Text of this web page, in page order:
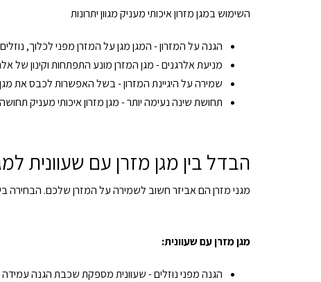
השימוש במגן מזרון איכותי מעניק מגוון יתרונות
הגנה על המזרון - המגן מגן על המזרן מפני לכלוך,
מניעת אלרגנים - מגן המזרן מונע התפתחות וקינון של
שמירה על היגיינת המזרון - בשל האפשרות לכבס את מגן
תחושת שינה נעימה יותר - מגן מזרון איכותי מעניק
הבדל בין מגן מזרן עם שעוונית
מגני מזרן הם אביזר חשוב לשמירה על המזרן שלכם. הבחירה
מגן מזרן עם שעוונית:
הגנה מפני נוזלים - שעוונית מספקת שכבת הגנה